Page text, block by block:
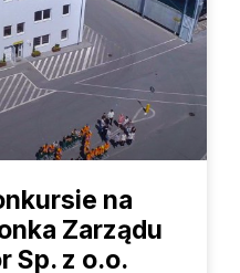
na
Zarządu
Sp. z o.o.